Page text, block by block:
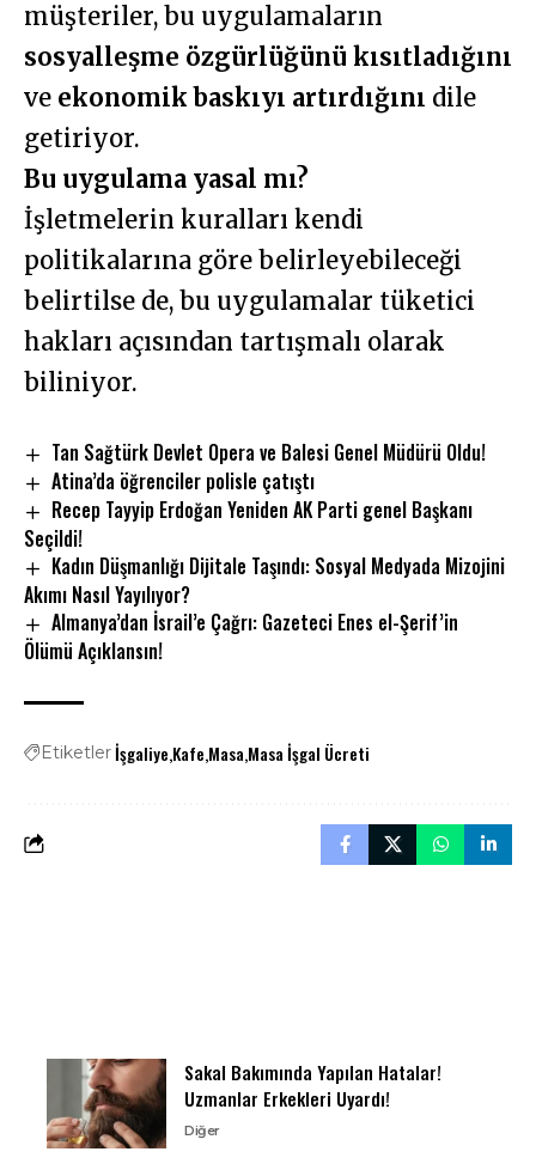
müşteriler, bu uygulamaların
sosyalleşme özgürlüğünü kısıtladığını
ve ekonomik baskıyı artırdığını dile
getiriyor.
Bu uygulama yasal mı?
İşletmelerin kuralları kendi
politikalarına göre belirleyebileceği
belirtilse de, bu uygulamalar tüketici
hakları açısından tartışmalı olarak
biliniyor.
Tan Sağtürk Devlet Opera ve Balesi Genel Müdürü Oldu!
Atina’da öğrenciler polisle çatıştı
Recep Tayyip Erdoğan Yeniden AK Parti genel Başkanı
Seçildi!
Kadın Düşmanlığı Dijitale Taşındı: Sosyal Medyada Mizojini
Akımı Nasıl Yayılıyor?
Almanya’dan İsrail’e Çağrı: Gazeteci Enes el-Şerif’in
Ölümü Açıklansın!
Etiketlerİşgaliye Kafe Masa Masa İşgal Ücreti
Sakal Bakımında Yapılan Hatalar!
Uzmanlar Erkekleri Uyardı!
Diğer